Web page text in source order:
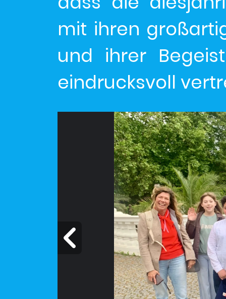
mit ihren
und ihrer
eindrucksvoll